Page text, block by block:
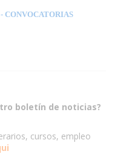
- CONVOCATORIAS
boletín de noticias?
cursos, empleo